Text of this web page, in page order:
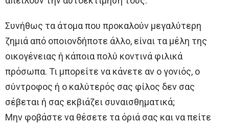
Συνήθως τα άτομα που προκαλούν μεγαλύτερη
ζημιά από οποιονδήποτε άλλο, είναι τα μέλη της
οικογένειας ή κάποια πολύ κοντινά φιλικά
πρόσωπα. Τι μπορείτε να κάνετε αν ο γονιός, ο
σύντροφος ή ο καλύτερός σας φίλος δεν σας
σέβεται ή σας εκβιάζει συναισθηματικά;
Μην φοβάστε να θέσετε τα όριά σας και να πείτε